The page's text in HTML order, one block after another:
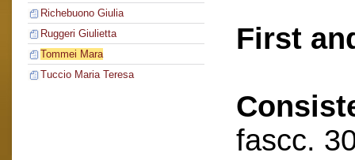
Richebuono Giulia
Ruggeri Giulietta
Tommei Mara
Tuccio Maria Teresa
First
fascc.